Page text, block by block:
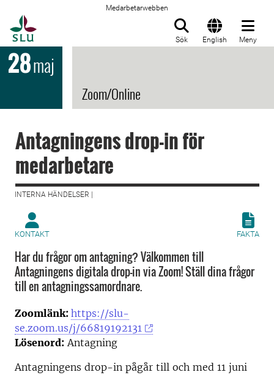
Medarbetarwebben
Sök English Meny
28maj
Zoom/Online
Antagningens drop-in för
medarbetare
INTERNA HÄNDELSER |
KONTAKT FAKTA
Har du frågor om antagning? Välkommen till
Antagningens digitala drop-in via Zoom! Ställ dina frågor
till en antagningssamordnare.
Zoomlänk: https://slu-
se.zoom.us/j/66819192131
Lösenord: Antagning
Antagningens drop-in pågår till och med 11 juni